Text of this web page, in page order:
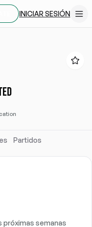
INICIAR SESIÓN
Partidos
próximas semanas